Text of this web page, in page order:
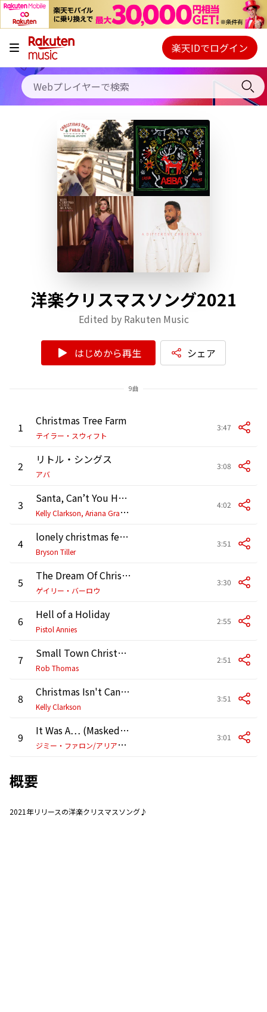
キャンペーン
料金プラン
使い方
初回30日間無料お試し
Webプレイヤー
ご契約内容の確認・変更
楽天IDでログイン
洋楽クリスマスソング2021
Edited by Rakuten Music
はじめから再生 シェア
9曲
1 Christmas Tree Farm
テイラー・スウィフト
3:47
2 リトル・シングス
アバ
3:08
3
Santa, Can’t You Hear Me
K
elly Clarkson, Ariana Grande
4:02
4 lonely christmas feat. Justin Bieber,Poo Bear
Bryson Tiller
3:51
5 The Dream Of Christmas
ゲイリー・バーロウ
3:30
6 Hell of a Holiday
Pistol Annies
2:55
7 Small Town Christmas
Rob Thomas
2:51
8 Christmas Isn't Canceled (Just You)
Kelly Clarkson
3:51
9
It Was A… (Masked Christmas)
ジ
ミー・ファロン/アリアナ・グランデ/ミーガン・ジー・スタリオン
3:01
概要
2021年リリースの洋楽クリスマスソング♪